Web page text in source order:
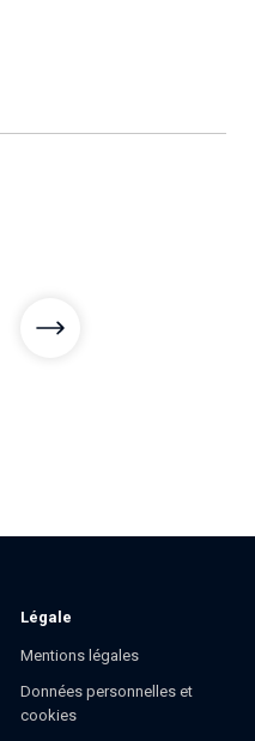
Légale
Mentions légales
Données personnelles et
cookies